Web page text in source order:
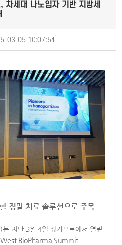
차세대 나노입자 기반 지방세
03-05 10:07:54
정밀 치료 솔루션으로 주목
지난 3월 4일 싱가포르에서 열린
West BioPharma Summit